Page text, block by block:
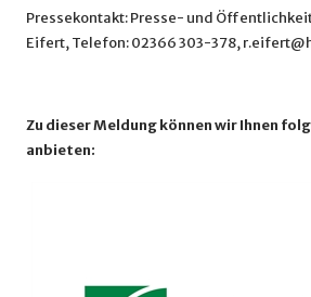
Pressekontakt: Presse- und
Eifert, Telefon: 02366 303-378,
Zu dieser Meldung können wir Ihnen
anbieten: